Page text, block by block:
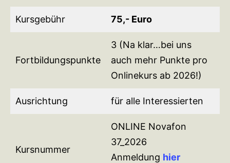
Kursgebühr 75,- Euro
Fortbildungspunkte
3 (Na klar…bei uns
auch mehr Punkte pro
Onlinekurs ab 2026!)
Ausrichtung für alle Interessierten
Kursnummer
ONLINE Novafon
37_2026
Anmeldung hier